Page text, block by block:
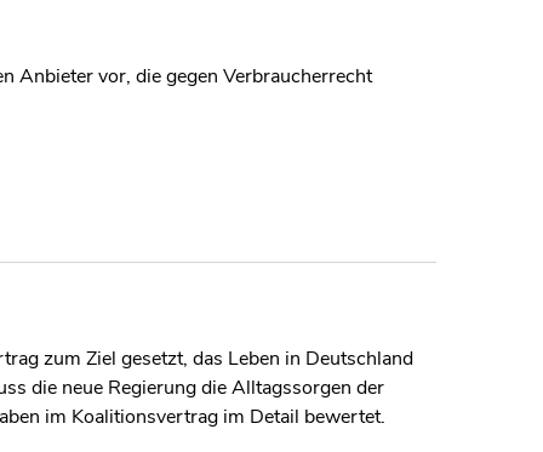
Anbieter vor, die gegen Verbraucherrecht
zum Ziel gesetzt, das Leben in Deutschland
die neue Regierung die Alltagssorgen der
im Koalitionsvertrag im Detail bewertet.